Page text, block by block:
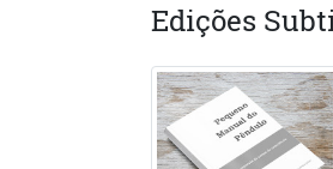
Edições